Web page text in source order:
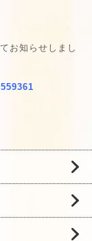
お知らせしまし